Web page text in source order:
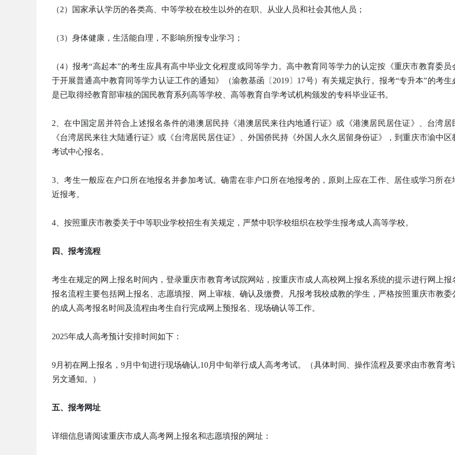
（2）国家承认学历的各类高、中等学校在校生以外的在职、从业人员和社会其他人员；
（3）身体健康，生活能自理，不影响所报专业学习；
（4）报考“高起本”的考生应具有高中毕业文化程度或同等学力。高中教育同等学力的认定按《重庆市教育委员
于开展普通高中教育同等学力认证工作的通知》（渝教基函〔2019〕17号）有关规定执行。报考“专升本”的考生
是已取得经教育部审核的国民教育系列高等学校、高等教育自学考试机构颁发的专科毕业证书。
2、在中国定居并符合上述报名条件的港澳居民持《港澳居民来往内地通行证》或《港澳居民居住证》、台湾居
《台湾居民来往大陆通行证》或《台湾居民居住证》、外国侨民持《外国人永久居留身份证》，到重庆市渝中区
考试中心报名。
3、考生一般应在户口所在地报名并参加考试。确需在非户口所在地报考的，原则上应在工作、居住或学习所在
近报考。
4、按照重庆市教委关于中等职业学校招生有关规定，严禁中职学校组织在校学生报考成人高等学校。
四、报考流程
考生在规定的网上报名时间内，登录重庆市教育考试院网站，按重庆市成人高校网上报名系统的提示进行网上报
报名流程主要包括网上报名、志愿填报、网上审核、确认及缴费。凡报考我校成教的学生，严格按照重庆市教委
的成人高考报名时间及流程由考生自行完成网上预报名、现场确认等工作。
2025年成人高考预计安排时间如下：
9月初在网上报名，9月中旬进行现场确认,10月中旬举行成人高考考试。（具体时间、操作流程及要求由市教育考
另文通知。）
五、报考网址
详细信息请阅读重庆市成人高考网上报名和志愿填报的网址：